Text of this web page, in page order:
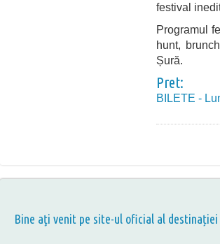
festival
Programul
hunt,
Șură.
Pret:
BILETE -
Bine aţi venit pe site-ul oficial al